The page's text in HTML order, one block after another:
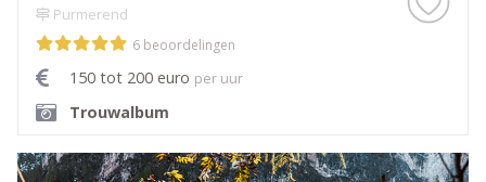
Purmerend
6 beoordelingen
150 tot 200 euro per uur
Trouwalbum